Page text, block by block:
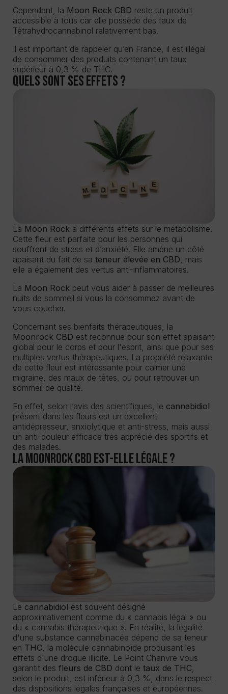
Cependant, la Moon Rock CBD reste un produit
accessible à tous car elle possède des taux de
Tétrahydrocannabinol relativement bas.
Il est important de rappeler qu’en France, il est illégal
de consommer des produits contenant un taux
supérieur à 0,3 % de THC.
Quels sont ses effets ?
La Moon Rock a différents effets sur le métabolisme.
Cette fleur est parfaite pour les personnes qui
souffrent de stress et d’anxiété. Elle amène un côté
apaisant du fait de sa teneur élevée en CBD, mais
elle a également des vertus anti-inflammatoires.
La Moon Rock peut vous aider à passer de meilleures
nuits de sommeil si vous la consommez avant de
vous coucher.
Concernant ses bienfaits thérapeutiques, la
Moonrock CBD est reconnue pour son effet apaisant
global pour le corps et pour l'esprit, ainsi que pour ses
multiples vertus thérapeutiques. La propriété relaxante
de cette fleur est intéressante pour calmer une
migraine, des maux de têtes, ou pour retrouver un
sommeil de qualité.
En effet, selon l’avis des scientifiques, le cannabidiol
présent dans les fleurs est un excellent
antidépresseur, anxiolytique et anti-stress, mais aussi
un anti-douleur efficace très apprécié des sportifs et
des malades.
La MoonRock CBD est-elle légale ?
Le cannabidiol est souvent désigné
approximativement comme du « cannabis légal » ou
du « cannabis thérapeutique ». En réalité, la légalité
d'une substance cannabinacée dépend de sa teneur
en THC , la molécule cannabinoïde produisant les
effets d'une drogue illicite. Le Point Chanvre vous
garantit des fleurs de CBD dont le taux de THC
selon le produit, est inférieur à 0,3 %, dans le respect
des dispositions légales françaises et européennes.